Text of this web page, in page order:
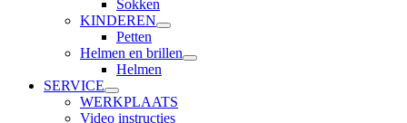
Sokken
KINDEREN
Petten
Helmen en brillen
Helmen
SERVICE
WERKPLAATS
Video instructies